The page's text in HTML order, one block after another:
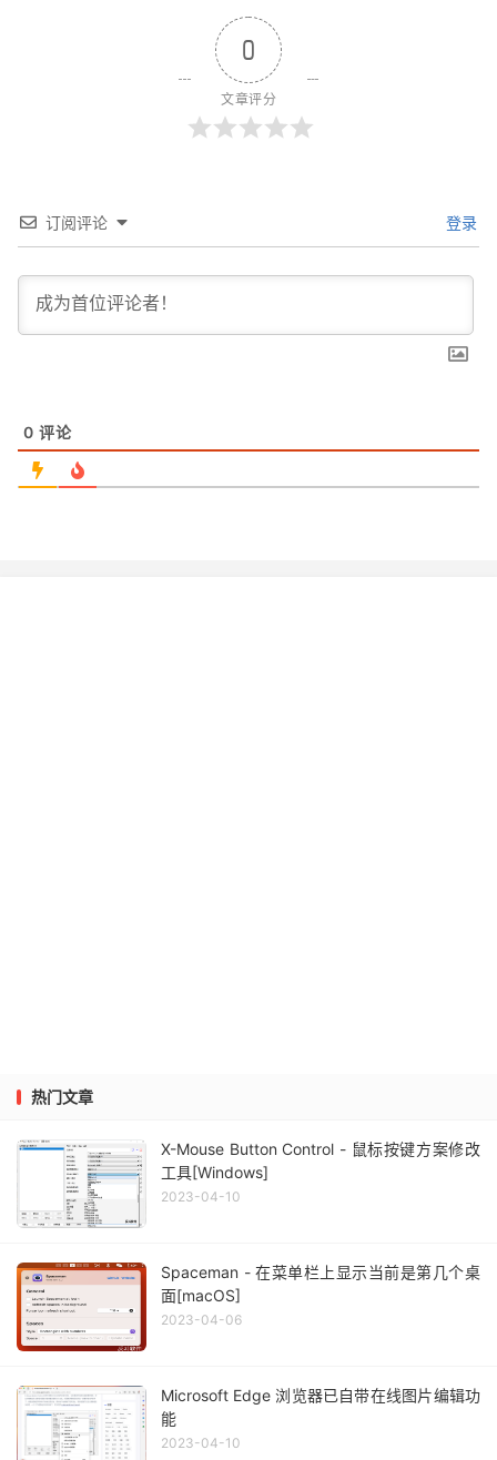
0
文章评分
订阅评论 登录
0 评论
热门文章
X-Mouse Button Control - 鼠标按键方案修改
工具[Windows]
2023-04-10
Spaceman - 在菜单栏上显示当前是第几个桌
面[macOS]
2023-04-06
Microsoft Edge 浏览器已自带在线图片编辑功
能
2023-04-10